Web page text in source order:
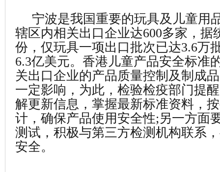
宁波是我国重要的玩具及儿童用
辖区内相关出口企业达600多家，据
份，仅玩具一项出口批次已达3.6万
6.3亿美元。香港儿童产品安全标准
关出口企业的产品质量控制及制成
一定影响，为此，检验检疫部门提
解更新信息，掌握最新标准资料，
计，确保产品使用安全性;另一方面
测试，积极与第三方检测机构联系
安全。